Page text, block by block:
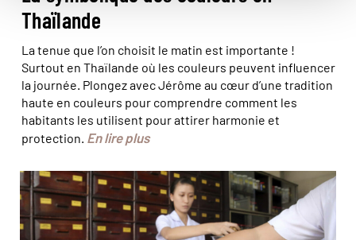
Thaïlande
La tenue que l’on choisit le matin est importante !
Surtout en Thaïlande où les couleurs peuvent influencer
la journée. Plongez avec Jérôme au cœur d’une tradition
haute en couleurs pour comprendre comment les
habitants les utilisent pour attirer harmonie et
protection. En lire plus
© Robert Harding/hemis